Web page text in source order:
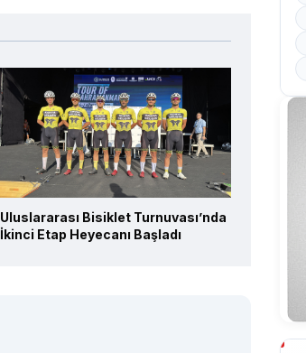
Uluslararası Bisiklet Turnuvası’nda
İkinci Etap Heyecanı Başladı